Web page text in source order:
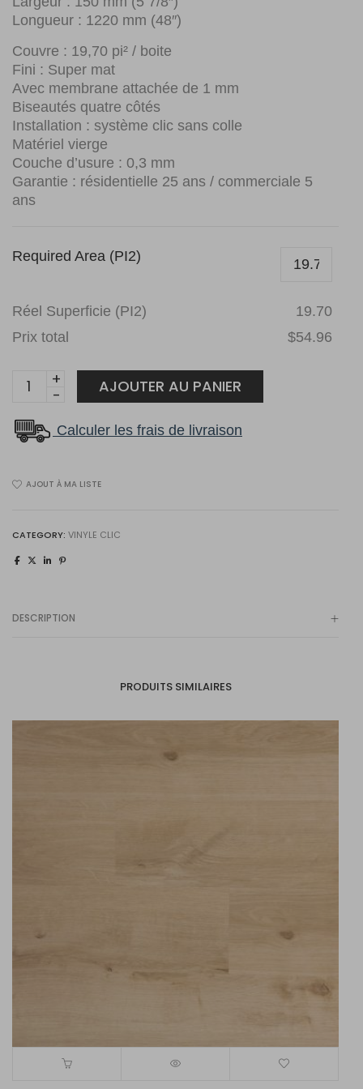
Longueur : 1220 mm (48″)
Couvre : 19,70 pi² / boite
Fini : Super mat
Avec membrane attachée de 1 mm
Biseautés quatre côtés
Installation : système clic sans colle
Matériel vierge
Couche d’usure : 0,3 mm
Garantie : résidentielle 25 ans / commerciale 5
ans
Required Area (PI2)
Réel Superficie (PI2)
19.70
Prix total
$54.96
Plancher
Évolution
Série
Caldeira
quantity
AJOUTER AU PANIER
Calculer les frais de livraison
AJOUT À MA LISTE
CATEGORY: VINYLE CLIC
DESCRIPTION
PRODUITS SIMILAIRES